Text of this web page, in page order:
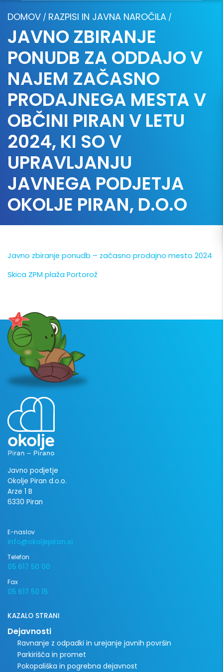
DOMOV / RAZPISI IN JAVNA NAROČILA /
JAVNO ZBIRANJE
PONUDB ZA ODDAJO V
NAJEM ZAČASNO
PRODAJNEGA MESTA V
OBČINI PIRAN V LETU
2024, KI SO V
UPRAVLJANJU
JAVNEGA PODJETJA
OKOLJE PIRAN, D.O.O
Javno zbiranje ponudb – začasno prodajno mesto 2024
Skica ZPM plaža Portorož
Javno podjetje
Okolje Piran d.o.o.
Arze 1 B
6330 Piran
E-naslov
info@okoljepiran.si
Telefon
05 617 50 00
Fax
05 617 50 15
KAZALO STRANI
Dejavnosti
Ravnanje z odpadki in urejanje javnih površin
Parkirišča in promet
Pokopališka in pogrebna dejavnost